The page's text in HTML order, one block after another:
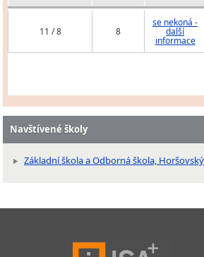
11 / 8 8
se nekoná -
další
informace
Navštívené školy
Základní škola a Odborná škola,